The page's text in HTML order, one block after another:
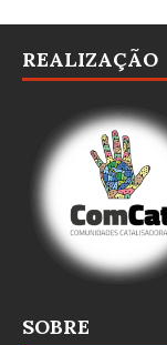
REALIZAÇÃO
SOBRE